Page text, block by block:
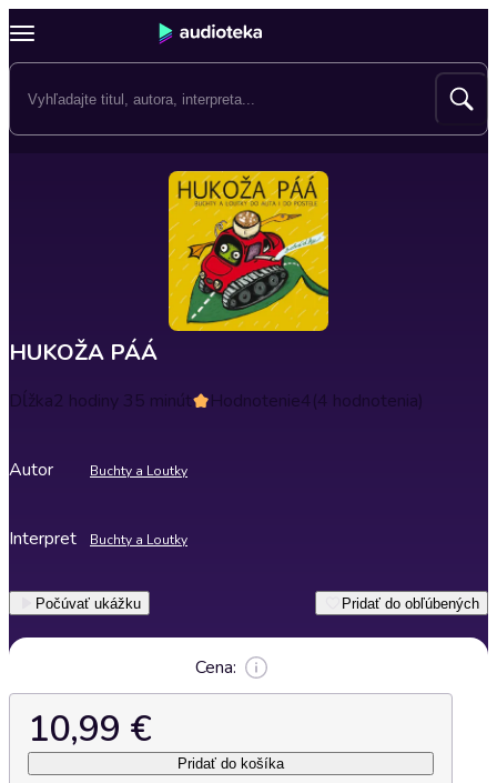
HUKOŽA PÁÁ
Dĺžka2 hodiny 35 minút Hodnotenie4(4 hodnotenia)
Autor Buchty a Loutky
Interpret Buchty a Loutky
Počúvať ukážku Pridať do obľúbených
Cena:
10,99 €
Pridať do košíka